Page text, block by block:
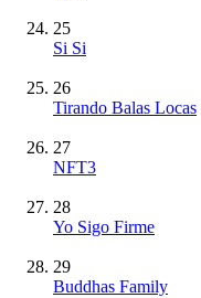
25
Si Si
26
Tirando Balas Locas
27
NFT3
28
Yo Sigo Firme
29
Buddhas Family